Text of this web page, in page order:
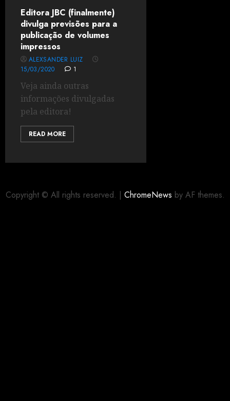
Editora JBC (finalmente)
divulga previsões para a
publicação de volumes
impressos
ALEXSANDER LUIZ
15/03/2020
1
Veja ainda outras
informações divulgadas
pela editora!
READ MORE
Copyright © All rights reserved. | ChromeNews by AF themes.